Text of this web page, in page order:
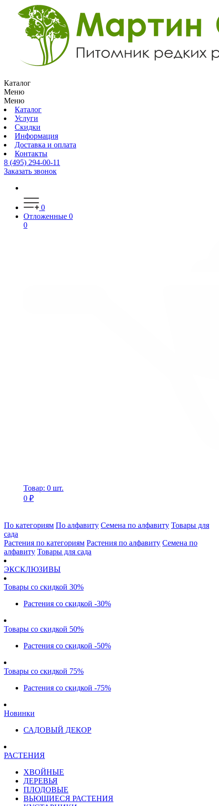
Каталог
Меню
Меню
Каталог
Услуги
Скидки
Информация
Доставка и оплата
Контакты
8 (495) 294-00-11
Заказать звонок
0
Отложенные 0
0
Товар: 0 шт.
0 ₽
По категориям По алфавиту Семена по алфавиту Товары для
сада
Растения по категориям Растения по алфавиту Семена по
алфавиту Товары для сада
ЭКСКЛЮЗИВЫ
Товары со скидкой 30%
Растения со скидкой -30%
Товары со скидкой 50%
Растения со скидкой -50%
Товары со скидкой 75%
Растения со скидкой -75%
Новинки
САДОВЫЙ ДЕКОР
РАСТЕНИЯ
ХВОЙНЫЕ
ДЕРЕВЬЯ
ПЛОДОВЫЕ
ВЬЮЩИЕСЯ РАСТЕНИЯ